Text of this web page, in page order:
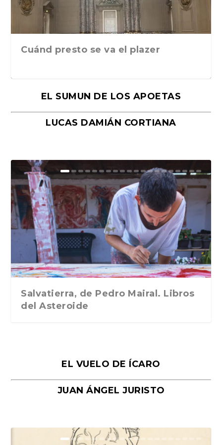
Cuánd presto se va el plazer
Moral, de Lyra Ekström Lindbäck.
Traducción de Car...
Revolución, de Hugo Gonçalves.
Libros del Asteroid...
«La música ha sido el gran amor de
mi vida». Esthe...
«El barman del Ritz», de Philippe
Collin. Traducci...
Mañanas de editorial, noches de
Bocaccio
EL SUMUN DE LOS APOETAS
LUCAS DAMIÁN CORTIANA
Salvatierra, de Pedro Mairal. Libros
del Asteroide
EL VUELO DE ÍCARO
JUAN ÁNGEL JURISTO